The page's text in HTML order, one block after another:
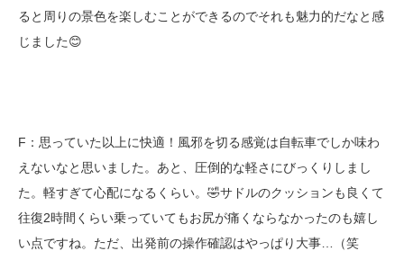
ると周りの景色を楽しむことができるのでそれも魅力的だなと感
じました😊
F：思っていた以上に快適！風邪を切る感覚は自転車でしか味わ
えないなと思いました。あと、圧倒的な軽さにびっくりしまし
た。軽すぎて心配になるくらい。🤣サドルのクッションも良くて
往復2時間くらい乗っていてもお尻が痛くならなかったのも嬉し
い点ですね。ただ、出発前の操作確認はやっぱり大事…（笑